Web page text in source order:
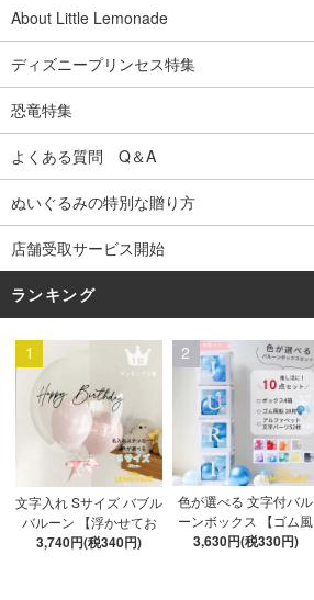
About Little Lemonade
ディズニープリンセス特集
恐竜特集
よくある質問 Q＆A
ぬいぐるみの特別な贈り方
店舗受取サービス開始
ランキング
1
文字入れ Sサイズ バブル
バルーン 【浮かせてお
届け】 バルーン
3,740円(税340円)
2
色が選べる 文字付バル
ーンボックス 【ゴム風
船&文字パーツ付き】 DI
3,630円(税330円)